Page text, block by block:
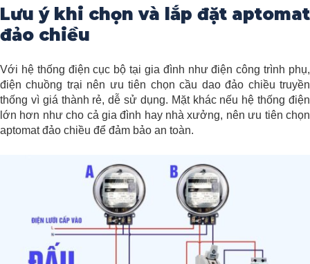
Lưu ý khi chọn và lắp đặt aptomat
đảo chiều
Với hệ thống điện cục bộ tại gia đình như điện công trình phụ,
điện chuồng trại nên ưu tiên chọn cầu dao đảo chiều truyền
thống vì giá thành rẻ, dễ sử dụng. Mặt khác nếu hệ thống điện
lớn hơn như cho cả gia đình hay nhà xưởng, nên ưu tiên chọn
aptomat đảo chiều để đảm bảo an toàn.